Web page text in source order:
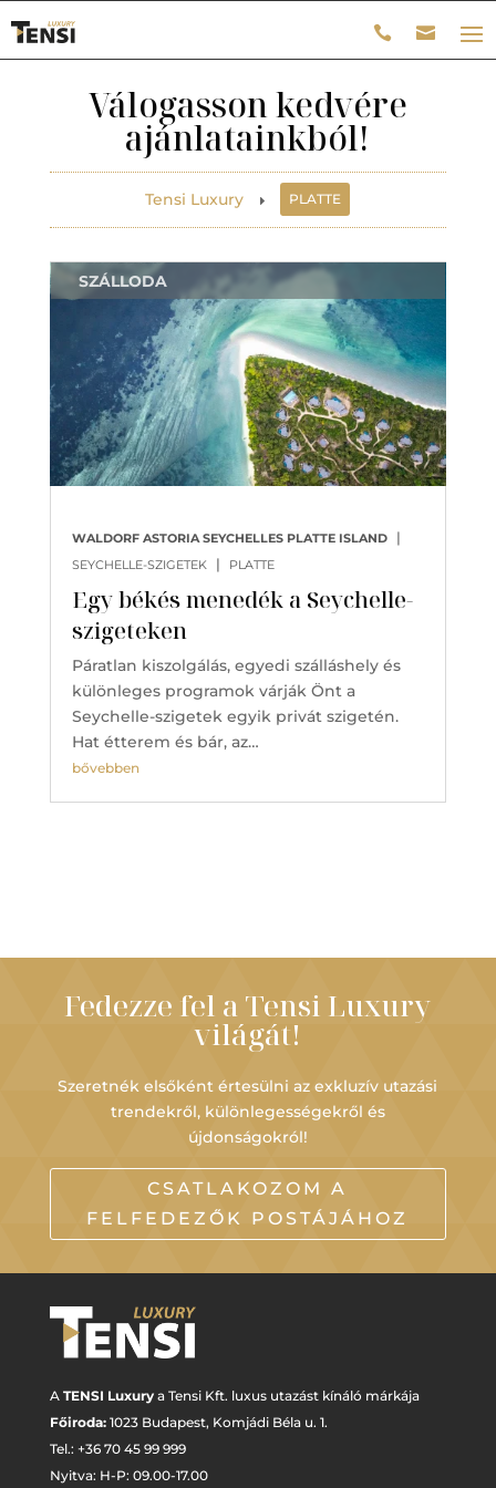
Válogasson kedvére
ajánlatainkból!
Tensi Luxury E PLATTE
Egy békés menedék a Seychelle-
szigeteken
WALDORF ASTORIA SEYCHELLES PLATTE ISLAND |
SEYCHELLE-SZIGETEK | PLATTE
SZÁLLODA
Páratlan kiszolgálás, egyedi szálláshely és
különleges programok várják Önt a
Seychelle-szigetek egyik privát szigetén.
Hat étterem és bár, az…
bővebben
Fedezze fel a Tensi Luxury
világát!
Szeretnék elsőként értesülni az exkluzív utazási
trendekről, különlegességekről és
újdonságokról!
CSATLAKOZOM A
FELFEDEZŐK POSTÁJÁHOZ
A TENSI Luxurya Tensi Kft. luxus utazást kínáló márkája
Főiroda: 1023 Budapest, Komjádi Béla u. 1.
Tel.: +36 70 45 99 999
Nyitva: H-P: 09.00-17.00